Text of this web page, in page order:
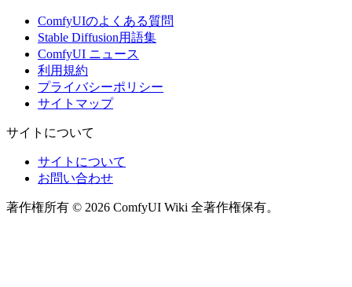
ComfyUIのよくある質問
Stable Diffusion用語集
ComfyUI ニュース
利用規約
プライバシーポリシー
サイトマップ
サイトについて
サイトについて
お問い合わせ
著作権所有 © 2026 ComfyUI Wiki 全著作権保有。